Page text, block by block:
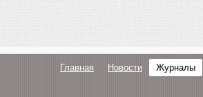
Главная Новости Журналы